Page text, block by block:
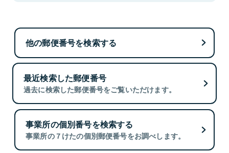
他の郵便番号を検索する
最近検索した郵便番号
過去に検索した郵便番号をご覧いただけます。
事業所の個別番号を検索する
事業所の７けたの個別郵便番号をお調べします。